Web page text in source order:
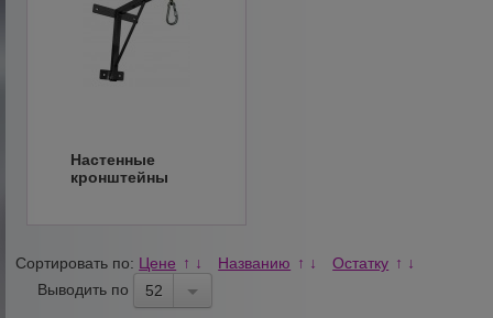
Настенные
кронштейны
Сортировать по: Цене ↑ ↓ Названию ↑ ↓ Остатку ↑ ↓
Выводить по 52